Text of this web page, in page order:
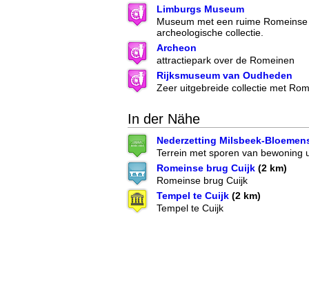
Limburgs Museum
Museum met een ruime
archeologische collectie.
Archeon
attractiepark over de Romeinen
Rijksmuseum van Oudheden
Zeer uitgebreide collectie met
In der Nähe
Nederzetting Milsbeek-
Terrein met sporen van bewoning
Romeinse brug Cuijk (2 km)
Romeinse brug Cuijk
Tempel te Cuijk (2 km)
Tempel te Cuijk